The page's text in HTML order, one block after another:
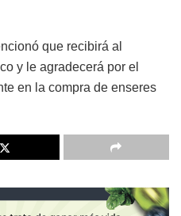
que recibirá al
y le agradecerá por el
en la compra de enseres